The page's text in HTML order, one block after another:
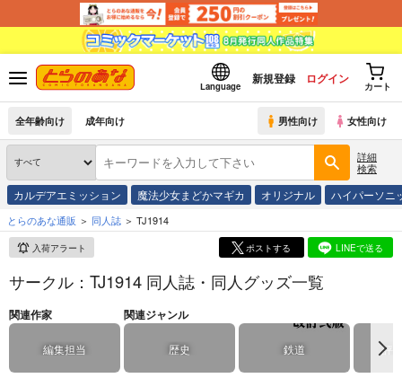
Language
新規登録 ログイン
カート
全年齢向け 成年向け 男性向け 女性向け
詳細
検索
カルデアエミッション 魔法少女まどかマギカ オリジナル ハイパーソ
とらのあな通販 同人誌 TJ1914
入荷アラート ポストする LINEで送る
サークル：TJ1914 同人誌・同人グッズ一覧
関連作家
編集担当
関連ジャンル
歴史 鉄道 評